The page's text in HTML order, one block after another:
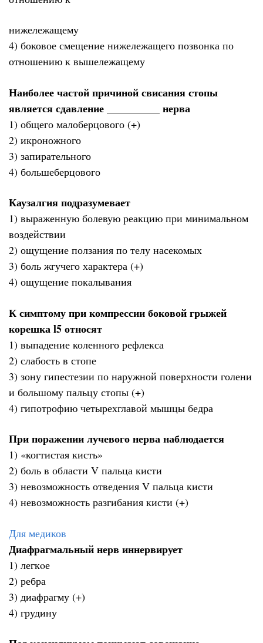
нижележащему
4) боковое смещение нижележащего позвонка по
отношению к вышележащему
Наиболее частой причиной свисания стопы
является сдавление __________ нерва
1) общего малоберцового (+)
2) икроножного
3) запирательного
4) большеберцового
Каузалгия подразумевает
1) выраженную болевую реакцию при минимальном
воздействии
2) ощущение ползания по телу насекомых
3) боль жгучего характера (+)
4) ощущение покалывания
К симптому при компрессии боковой грыжей
корешка l5 относят
1) выпадение коленного рефлекса
2) слабость в стопе
3) зону гипестезии по наружной поверхности голени
и большому пальцу стопы (+)
4) гипотрофию четырехглавой мышцы бедра
При поражении лучевого нерва наблюдается
1) «когтистая кисть»
2) боль в области V пальца кисти
3) невозможность отведения V пальца кисти
4) невозможность разгибания кисти (+)
Для медиков
Диафрагмальный нерв иннервирует
1) легкoе
2) ребра
3) диафрагму (+)
4) грудину